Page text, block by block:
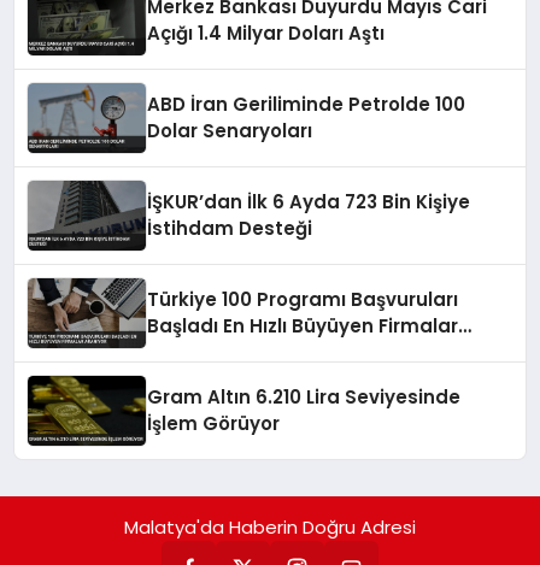
Merkez Bankası Duyurdu Mayıs Cari
Açığı 1.4 Milyar Doları Aştı
ABD İran Geriliminde Petrolde 100
Dolar Senaryoları
İŞKUR’dan İlk 6 Ayda 723 Bin Kişiye
İstihdam Desteği
Türkiye 100 Programı Başvuruları
Başladı En Hızlı Büyüyen Firmalar
Gram Altın 6.210 Lira Seviyesinde
İşlem Görüyor
Malatya'da Haberin Doğru Adresi